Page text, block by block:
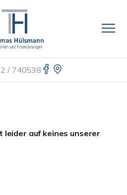
/ 740538
leider auf keines unserer